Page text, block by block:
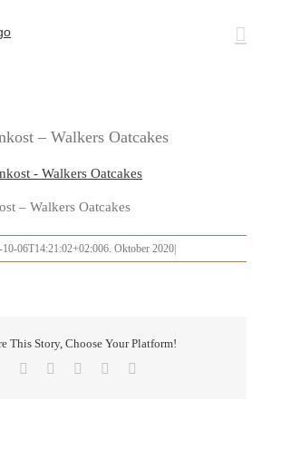
– Walkers Oatcakes
– Walkers Oatcakes
10-06T14:21:02+02:006. Oktober 2020
This Story, Choose Your Platform!
Facebook LinkedInPinterest